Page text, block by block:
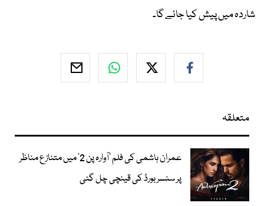
شاردہ میں پیش کیا جائے گا۔
متعلقہ
عمران ہاشمی کی فلم ’آوارہ پن 2‘ میں متنازع مناظر
پر سنسر بورڈ کی قینچی چل گئی